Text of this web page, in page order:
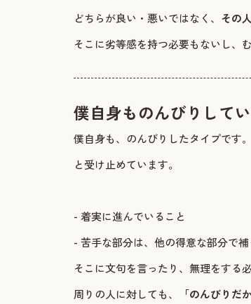
どちらが良い・悪いではなく、 その
そこに劣等感を持つ必要もないし、
僕自身ものんびりして
僕自身も、のんびりしたタイプです
と受け止めています。
- 着実に進んでいること
- 苦手な部分は、他の得意な部分で
そこに文句を言ったり、無理をする
周りの人に対しても、
「のんびりだ